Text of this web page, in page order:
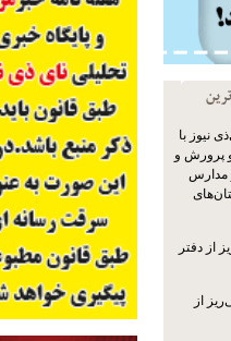
نیوز با
پرورش و
مدارس
از دفتر
از